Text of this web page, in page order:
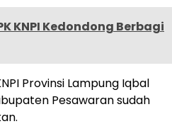
KNPI Kedondong Berbagi
Provinsi Lampung Iqbal
Pesawaran sudah